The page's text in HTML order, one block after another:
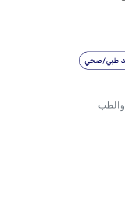
طبي/صحي
والطب